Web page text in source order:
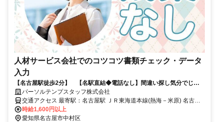
人材サービス会社でのコツコツ書類チェック・データ
入力
【名古屋駅徒歩2分】 【名駅直結◆電話なし】間違い探し気分でじっ
くり！書類チェック
パーソルテンプスタッフ株式会社
交通アクセス 最寄駅：名古屋駅 ＪＲ東海道本線(熱海－米原) 名古屋
駅 徒歩2分 名古屋市営地下鉄東山線 名古屋駅 徒歩2分 ＜名古屋駅直
結＞桜通線・名鉄・近鉄・あおなみ線からも便利！
時給1,600円以上
愛知県名古屋市中村区